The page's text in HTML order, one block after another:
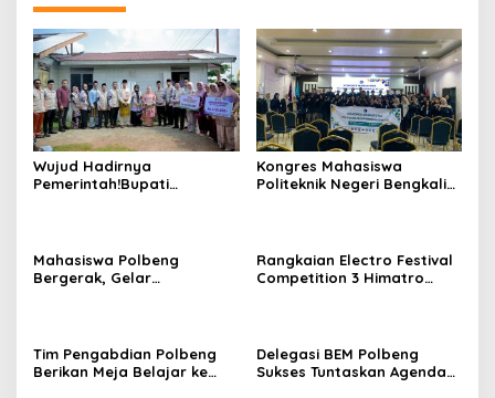
Wujud Hadirnya
Pemerintah!Bupati
Kongres Mahasiswa
Politeknik Negeri Bengkalis
Mahasiswa Polbeng
Bergerak, Gelar
Rangkaian Electro Festival
Competition 3 Himatro
Tim Pengabdian Polbeng
Berikan Meja Belajar ke
Delegasi BEM Polbeng
Sukses Tuntaskan Agenda